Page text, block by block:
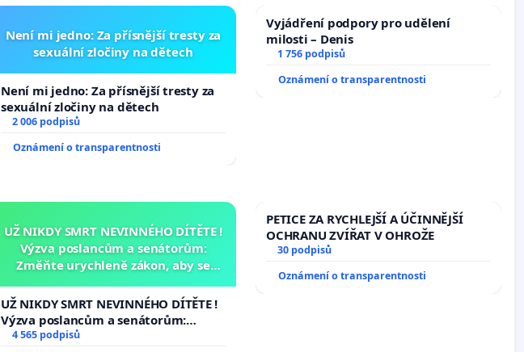
Není mi jedno: Za přísnější tresty za
sexuální zločiny na dětech
Není mi jedno: Za přísnější tresty za
sexuální zločiny na dětech
2 006 podpisů
Oznámení o transparentnosti
Vyjádření podpory pro udělení
milosti – Denis
1 756 podpisů
Oznámení o transparentnosti
UŽ NIKDY SMRT NEVINNÉHO DÍTĚTE !
Výzva poslancům a senátorům:
Změňte urychleně zákon, aby se
opakovat!
UŽ NIKDY SMRT NEVINNÉHO DÍTĚTE !
Výzva poslancům a senátorům:
Změňte urychleně zákon, aby se
4 565 podpisů
PETICE ZA RYCHLEJŠÍ A ÚČINNĚJŠÍ
OCHRANU ZVÍŘAT V OHROŽE
30 podpisů
Oznámení o transparentnosti